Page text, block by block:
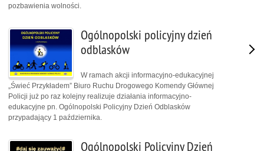
pozbawienia wolności.
Ogólnopolski policyjny dzień
odblasków
W ramach akcji informacyjno-edukacyjnej
„Świeć Przykładem” Biuro Ruchu Drogowego Komendy Głównej
Policji już po raz kolejny realizuje działania informacyjno-
edukacyjne pn. Ogólnopolski Policyjny Dzień Odblasków
przypadający 1 października.
Ogólnopolski Policyjny Dzień